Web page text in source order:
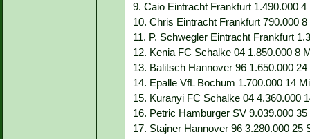
9. Caio Eintracht Frankfurt 1.490.000 4
10. Chris Eintracht Frankfurt 790.000
11. P. Schwegler Eintracht Frankfurt
12. Kenia FC Schalke 04 1.850.000 8
13. Balitsch Hannover 96 1.650.000
14. Epalle VfL Bochum 1.700.000 14
15. Kuranyi FC Schalke 04 4.360.000
16. Petric Hamburger SV 9.039.000
17. Stajner Hannover 96 3.280.000 25